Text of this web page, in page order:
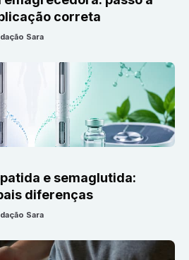
correta
Sara
e semaglutida:
diferenças
Sara